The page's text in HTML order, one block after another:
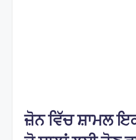
ਜ਼ੋਨ ਵਿੱਚ ਸ਼ਾਮਲ